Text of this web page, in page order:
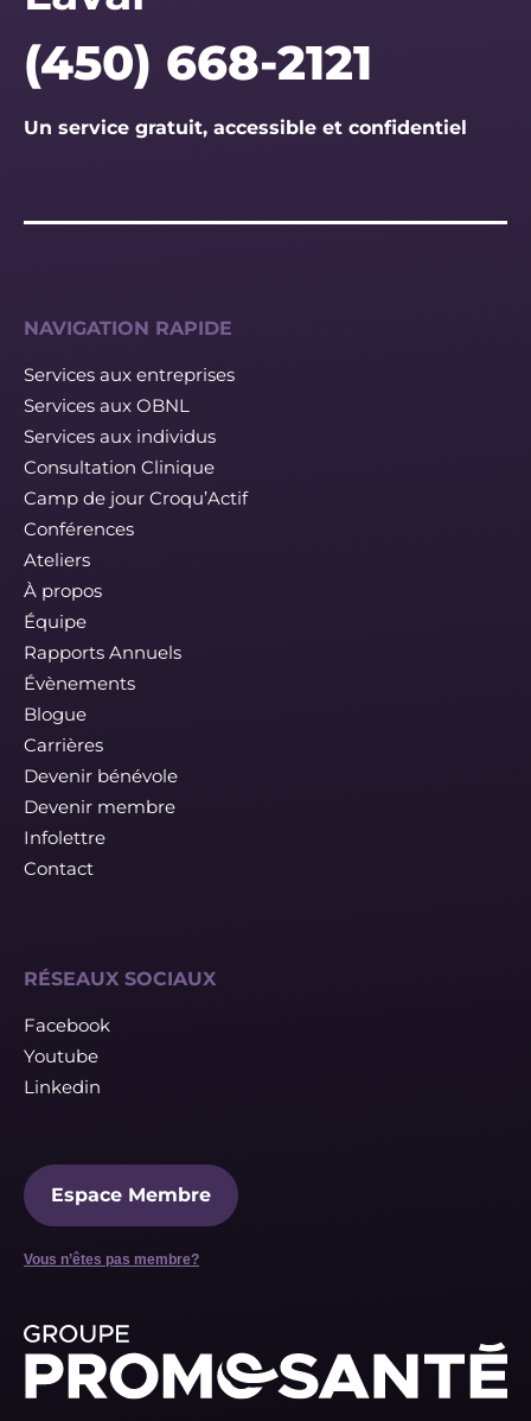
(450) 668-2121
Un service gratuit, accessible et confidentiel
NAVIGATION RAPIDE
Services aux entreprises
Services aux OBNL
Services aux individus
Consultation Clinique
Camp de jour Croqu’Actif
Conférences
Ateliers
À propos
Équipe
Rapports Annuels
Évènements
Blogue
Carrières
Devenir bénévole
Devenir membre
Infolettre
Contact
RÉSEAUX SOCIAUX
Facebook
Youtube
Linkedin
Espace Membre
Vous n’êtes pas membre?